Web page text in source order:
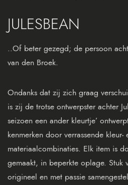
JULESBEAN
..Of beter gezegd; de persoon
van den Broek.
Ondanks dat zij zich graag
is zij de trotse ontwerpster achter
seizoen een ander kleurtje’
kenmerken door verrassende kleur-
materiaalcombinaties. Elk item is
gemaakt, in beperkte oplage. Stuk
origineel en met passie